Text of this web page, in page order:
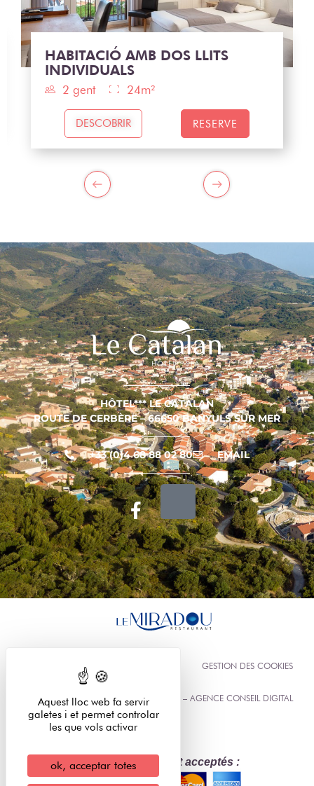
PREVIOUS
HABITACIÓ AMB DOS LLITS
INDIVIDUALS
2 gent 24m²
DESCOBRIR RESERVE
NEXT
HÔTEL*** LE CATALAN
ROUTE DE CERBÈRE – 66650 BANYULS SUR MER
+33 (0)4 68 88 02 80 EMAIL
GESTION DES COOKIES
ELIOPHOT – AGENCE CONSEIL DIGITAL
Modes de règlement acceptés :
Aquest lloc web fa servir
galetes i et permet controlar
les que vols activar
ok, acceptar totes